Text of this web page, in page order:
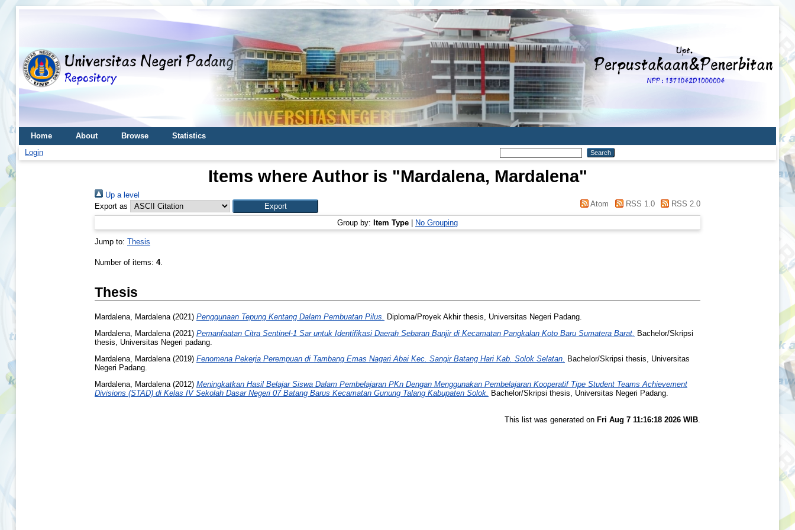
Home About Browse
Statistics
Login
Items where Author is "Mardalena, Mardalena"
Up a level
Export as
Atom RSS 1.0 RSS 2.0
Group by: Item Type No Grouping
Jump to: Thesis
Number of items: 4.
Thesis
Mardalena, Mardalena(2021) Penggunaan Tepung Kentang Dalam Pembuatan Pilus. Diploma/Proyek Akhir thesis, Universitas Negeri Padang.
Mardalena, Mardalena (2021) Pemanfaatan Citra Sentinel-1 Sar untuk Identifikasi Daerah Sebaran Banjir di Kecamatan Pangkalan Koto Baru Sumatera Barat.
Bachelor/Skripsi
thesis, Universitas Negeri padang.
Mardalena, Mardalena (2019) Fenomena Pekerja Perempuan di Tambang Emas Nagari Abai Kec. Sangir Batang Hari Kab. Solok Selatan. Bachelor/Skripsi thesis, Universitas
Negeri Padang.
Mardalena, Mardalena (2012) Meningkatkan Hasil Belajar Siswa Dalam Pembelajaran PKn Dengan Menggunakan Pembelajaran Kooperatif Tipe Student Teams Achievement
Divisions (STAD) di Kelas IV Sekolah Dasar Negeri 07 Batang Barus Kecamatan Gunung Talang Kabupaten Solok. Bachelor/Skripsi thesis, Universitas Negeri Padang.
This list was generated on Fri Aug 7 11:16:18 2026 WIB